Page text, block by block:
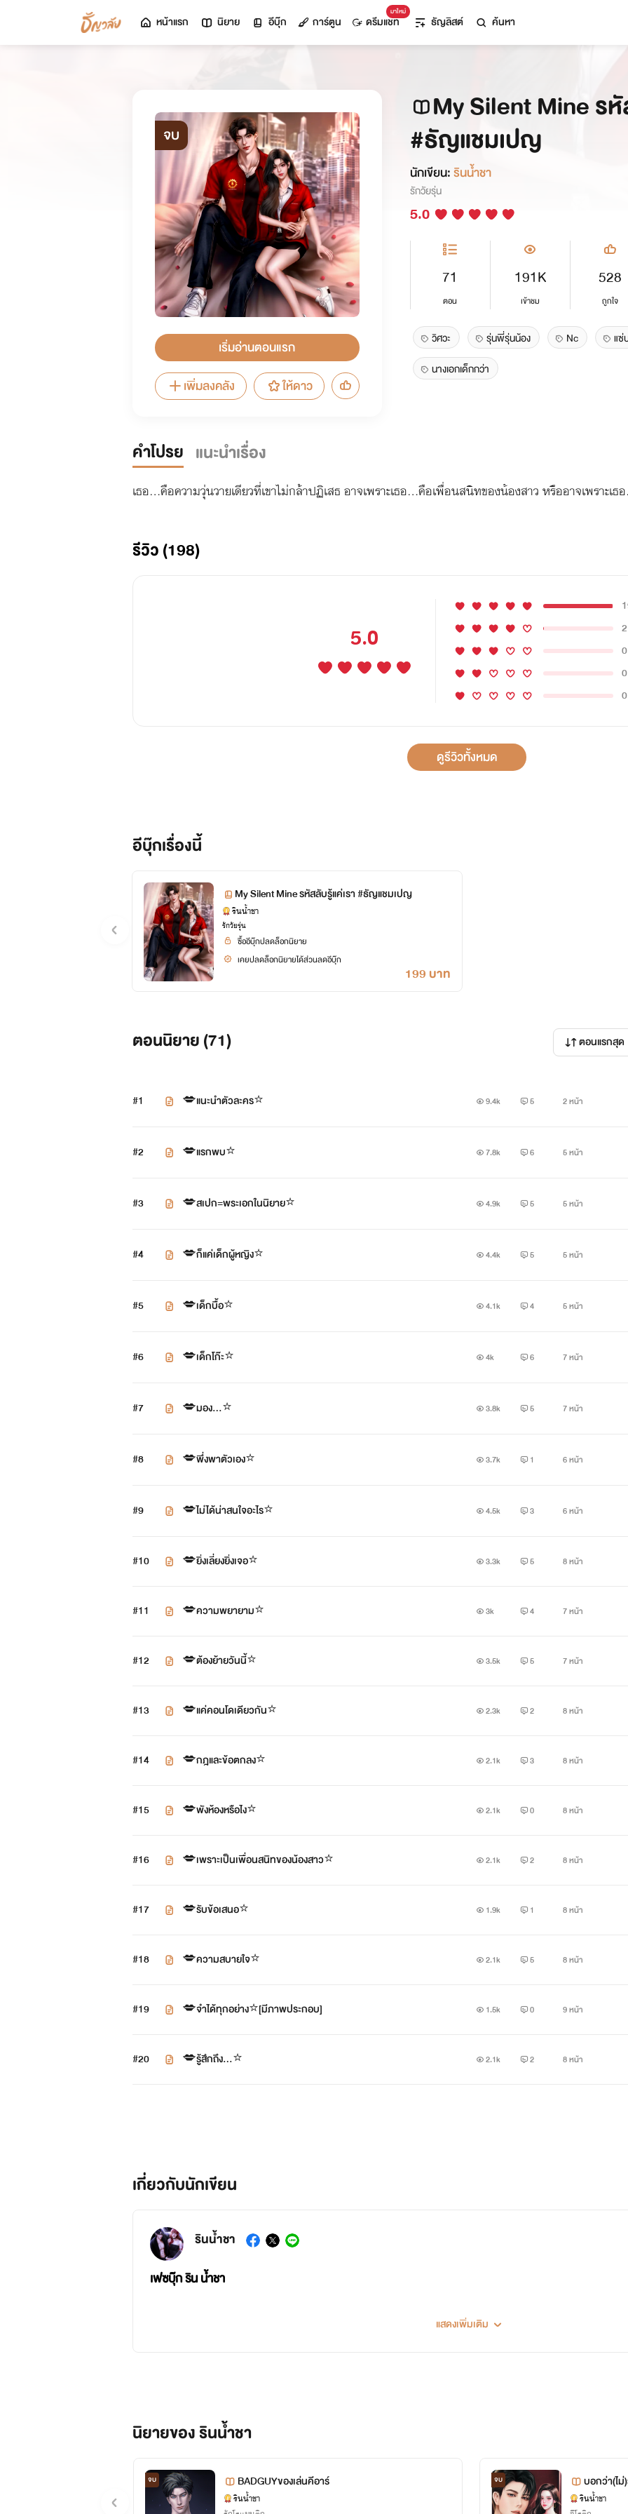
หน้าแรก นิยาย อีบุ๊ก การ์ตูน
มาใหม่
ดรีมแชท ธัญลิสต์ ค้นหา
จบ
เริ่มอ่านตอนแรก
เพิ่มลงคลัง
ให้ดาว
My Silent Mine ร
#ธัญแชมเปญ
นักเขียน:รินน้ำชา
รักวัยรุ่น
5.0
71
ตอน
191K
เข้าชม
528
ถูกใจ
วิศวะ รุ่นพี่รุ่นน้อง Nc แซ่
นางเอกเด็กกว่า
คำโปรย แนะนำเรื่อง
เธอ...คือความวุ่นวายเดียวที่เขาไม่กล้าปฏิเสธ อาจเพราะเธอ...คือเพื่อนสนิทของน้องสาว หรืออาจเพราะเ
รีวิว (198)
5.0
2
0
0
0
ดูรีวิวทั้งหมด
อีบุ๊กเรื่องนี้
My Silent Mine รหัสลับรู้แค่เรา #ธัญแชมเปญ
รินน้ำชา
รักวัยรุ่น
ซื้ออีบุ๊กปลดล็อกนิยาย
เคยปลดล็อกนิยายได้ส่วนลดอีบุ๊ก
199 บาท
ตอนนิยาย (71) ตอนแรกสุด
#1 💋แนะนำตัวละคร⭐️ 9.4k 5 2 หน้า
#2 💋แรกพบ⭐️ 7.8k 6 5 หน้า
#3 💋สเปก=พระเอกในนิยาย⭐️ 4.9k 5 5 หน้า
#4 💋ก็แค่เด็กผู้หญิง⭐️ 4.4k 5 5 หน้า
#5 💋เด็กบื้อ⭐️ 4.1k 4 5 หน้า
#6 💋เด็กโก๊ะ⭐️ 4k 6 7 หน้า
#7 💋มอง…⭐️ 3.8k 5 7 หน้า
#8 💋พึ่งพาตัวเอง⭐️ 3.7k 1 6 หน้า
#9 💋ไม่ได้น่าสนใจอะไร⭐️ 4.5k 3 6 หน้า
#10 💋ยิ่งเลี่ยงยิ่งเจอ⭐️ 3.3k 5 8 หน้า
#11 💋ความพยายาม⭐️ 3k 4 7 หน้า
#12 💋ต้องย้ายวันนี้⭐️ 3.5k 5 7 หน้า
#13 💋แค่คอนโดเดียวกัน⭐️ 2.3k 2 8 หน้า
#14 💋กฎและข้อตกลง⭐️ 2.1k 3 8 หน้า
#15 💋พังห้องหรือไง⭐️ 2.1k 0 8 หน้า
#16 💋เพราะเป็นเพื่อนสนิทของน้องสาว⭐️ 2.1k 2 8 หน้า
#17 💋รับข้อเสนอ⭐️ 1.9k 1 8 หน้า
#18 💋ความสบายใจ⭐️ 2.1k 5 8 หน้า
#19 💋จำได้ทุกอย่าง⭐️[มีภาพประกอบ] 1.5k 0 9 หน้า
#20 💋รู้สึกถึง…⭐️ 2.1k 2 8 หน้า
เกี่ยวกับนักเขียน
รินน้ำชา
เฟซบุ๊ก ริน น้ำชา
แสดงเพิ่มเติม
นิยายของ รินน้ำชา
จบ BADGUYของเล่นคีอาร์
รินน้ำชา
จบ บอกว่า(ไ
รินน้ำชา